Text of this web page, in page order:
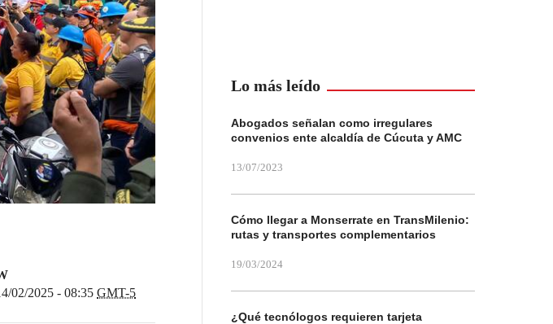
02/2025 - 08:35 GMT-5
Lo más leído
Abogados señalan como irregulares
convenios ente alcaldía de Cúcuta y AMC
13/07/2023
Cómo llegar a Monserrate en TransMilenio:
rutas y transportes complementarios
19/03/2024
¿Qué tecnólogos requieren tarjeta